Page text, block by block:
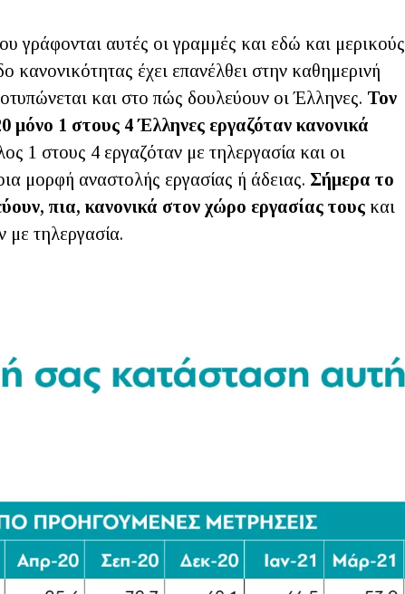
γράφονται αυτές οι γραμμές και εδώ και μερικούς
κανονικότητας έχει επανέλθει στην καθημερινή
και στο πώς δουλεύουν οι Έλληνες. Τον
μόνο 1 στους 4 Έλληνες εργαζόταν κανονικά
1 στους 4 εργαζόταν με τηλεργασία και οι
μορφή αναστολής εργασίας ή άδειας. Σήμερα το
πια, κανονικά στον χώρο εργασίας τους και
με τηλεργασία.